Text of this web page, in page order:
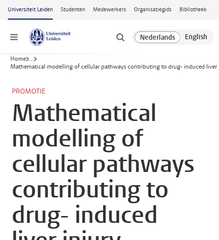
Ga naar hoofdinhoud
Universiteit Leiden Studenten Medewerkers Organisatiegids Bibliotheek
Menu
Home ...
Mathematical modelling of cellular pathways contributing to drug- induced liver
PROMOTIE
Mathematical
modelling of
cellular pathways
contributing to
drug- induced